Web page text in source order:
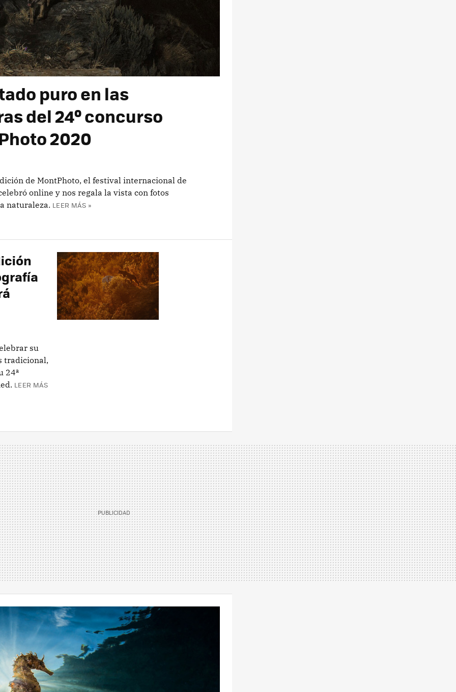
puro en las
del 24º concurso
2020
de MontPhoto, el festival internacional de
online y nos regala la vista con fotos
naturaleza. LEER MÁS »
su
tradicional,
24ª
LEER MÁS